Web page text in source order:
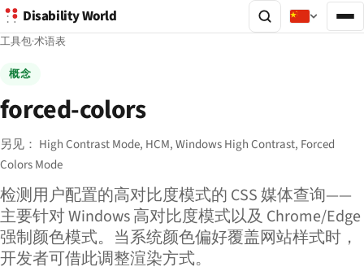
Disability World
工具包·术语表
概念
forced-colors
另见： High Contrast Mode, HCM,Windows High Contrast, Forced
Colors Mode
检测用户配置的高对比度模式的 CSS 媒体查询——
主要针对 Windows 高对比度模式以及 Chrome/Edge
强制颜色模式。当系统颜色偏好覆盖网站样式时，
开发者可借此调整渲染方式。